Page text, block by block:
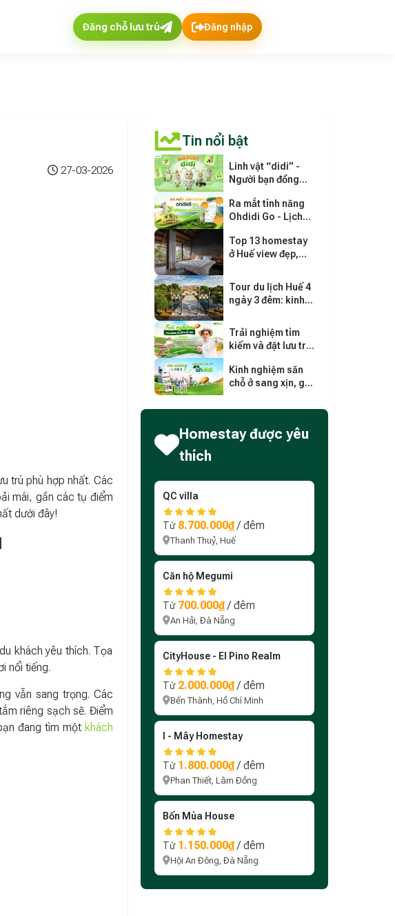
Đăng chỗ lưu trú Đăng nhập
27-03-2026
trú phù hợp nhất. Các
mái, gần các tụ điểm
dưới đây!
khách yêu thích. Tọa
nổi tiếng.
vẫn sang trọng. Các
riêng sạch sẽ. Điểm
đang tìm một khách
Tin nổi bật
Linh vật “didi” -
Người bạn đồng
ohdidi.vn
Ra mắt tính năng
Ohdidi Go - Lịch
cho mọi chuyến đi
Top 13 homestay
ở Huế view đẹp,
Tour du lịch Huế 4
ngày 3 đêm: kinh
chi tiết
Trải nghiệm tìm
kiếm và đặt lưu trú
mới
Kinh nghiệm săn
chỗ ở sang xịn, giá
Homestay được yêu
thích
QC villa
Từ 8.700.000₫/ đêm
Thanh Thuỷ, Huế
Căn hộ Megumi
Từ 700.000₫/ đêm
An Hải, Đà Nẵng
CityHouse - El Pino Realm
Từ 2.000.000₫/ đêm
Bến Thành, Hồ Chí Minh
I - Mây Homestay
Từ 1.800.000₫/ đêm
Phan Thiết, Lâm Đồng
Bốn Mùa House
Từ 1.150.000₫/ đêm
Hội An Đông, Đà Nẵng